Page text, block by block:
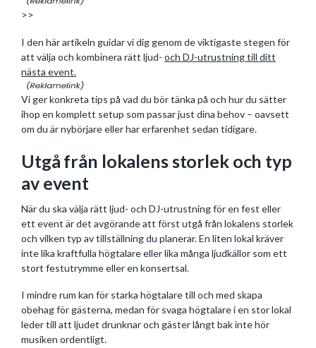
>>
I den här artikeln guidar vi dig genom de viktigaste stegen för
att välja och kombinera rätt ljud- och DJ-utrustning till ditt
nästa event.
Vi ger konkreta tips på vad du bör tänka på och hur du sätter
ihop en komplett setup som passar just dina behov – oavsett
om du är nybörjare eller har erfarenhet sedan tidigare.
Utgå från lokalens storlek och typ
av event
När du ska välja rätt ljud- och DJ-utrustning för en fest eller
ett event är det avgörande att först utgå från lokalens storlek
och vilken typ av tillställning du planerar. En liten lokal kräver
inte lika kraftfulla högtalare eller lika många ljudkällor som ett
stort festutrymme eller en konsertsal.
I mindre rum kan för starka högtalare till och med skapa
obehag för gästerna, medan för svaga högtalare i en stor lokal
leder till att ljudet drunknar och gäster långt bak inte hör
musiken ordentligt.